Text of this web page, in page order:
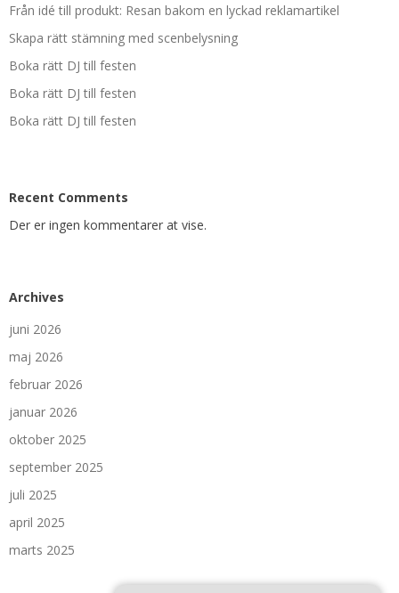
Från idé till produkt: Resan bakom en lyckad reklamartikel
Skapa rätt stämning med scenbelysning
Boka rätt DJ till festen
Boka rätt DJ till festen
Boka rätt DJ till festen
Recent Comments
Der er ingen kommentarer at vise.
Archives
juni 2026
maj 2026
februar 2026
januar 2026
oktober 2025
september 2025
juli 2025
april 2025
marts 2025